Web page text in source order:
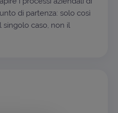
di partenza: solo così
singolo caso, non il